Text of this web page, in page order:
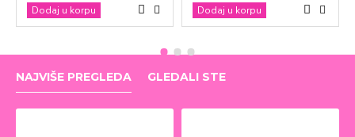
Dodaj u korpu Dodaj u korpu
NAJVIŠE PREGLEDA GLEDALI STE